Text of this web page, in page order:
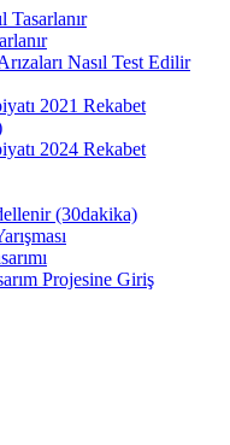
Tasarlanır
Nasıl Test Edilir
2021 Rekabet
2024 Rekabet
(30dakika)
Projesine Giriş